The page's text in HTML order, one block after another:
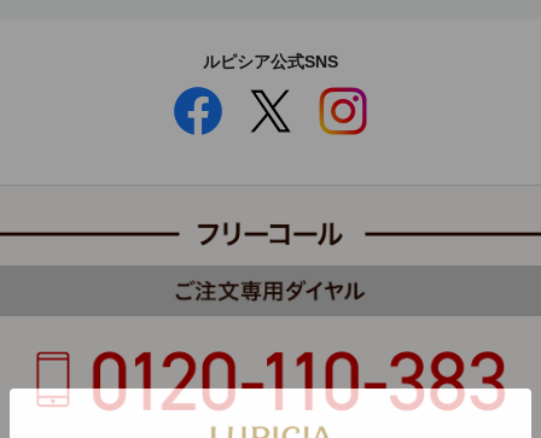
ルピシア公式SNS